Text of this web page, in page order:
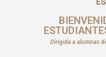
Dirigida a alumnas